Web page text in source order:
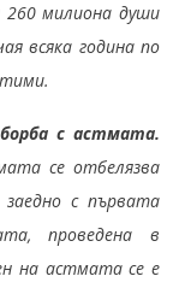
260 милиона души
всяка година по
с астмата.
се отбелязва
с първата
проведена в
на астмата се е